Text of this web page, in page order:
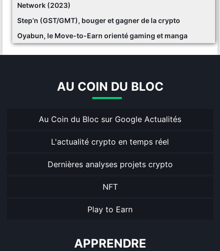
Network (2023)
Step’n (GST/GMT), bouger et gagner de la crypto
Oyabun, le Move-to-Earn orienté gaming et manga
AU COIN DU BLOC
Au Coin du Bloc sur Google Actualités
L'actualité crypto en temps réel
Dernières analyses projets crypto
NFT
Play to Earn
APPRENDRE